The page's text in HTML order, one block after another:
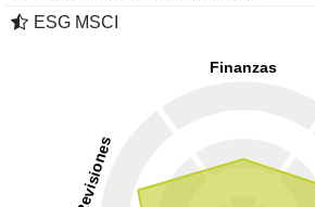
ESG MSCI